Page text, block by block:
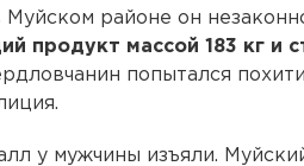
Муйском районе он
продукт массой 183 кг и
попытался
у мужчины изъяли.